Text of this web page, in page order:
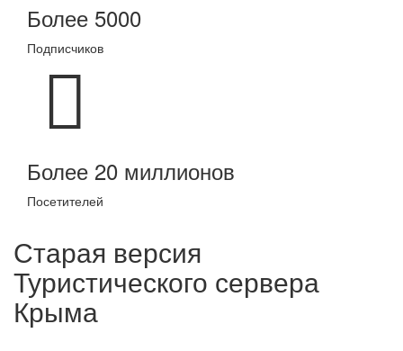
Более 5000
Подписчиков
Более 20 миллионов
Посетителей
Старая версия
Туристического сервера
Крыма